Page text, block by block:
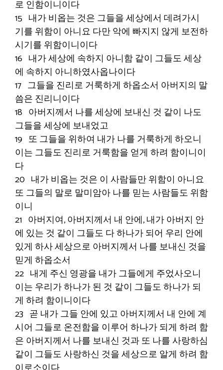
로 인함이니이다
15 내가 비옵는 것은 그들을 세상에서 데려가시
기를 위함이 아니요 다만 악에 빠지지 않게 보전하
시기를 위함이니이다
16 내가 세상에 속하지 아니함 같이 그들도 세상
에 속하지 아니하였사옵나이다
17 그들을 진리로 거룩하게 하옵소서 아버지의 말
씀은 진리니이다
18 아버지께서 나를 세상에 보내신 것 같이 나도
그들을 세상에 보내었고
19 또 그들을 위하여 내가 나를 거룩하게 하오니
이는 그들도 진리로 거룩함을 얻게 하려 함이니이
다
20 내가 비옵는 것은 이 사람들만 위함이 아니요
또 그들의 말로 말미암아 나를 믿는 사람들도 위함
이니
21 아버지여, 아버지께서 내 안에, 내가 아버지 안
에 있는 것 같이 그들도 다 하나가 되어 우리 안에
있게 하사 세상으로 아버지께서 나를 보내신 것을
믿게 하옵소서
22 내게 주신 영광을 내가 그들에게 주었사오니
이는 우리가 하나가 된 것 같이 그들도 하나가 되
게 하려 함이니이다
23 곧 내가 그들 안에 있고 아버지께서 내 안에 계
시어 그들로 온전함을 이루어 하나가 되게 하려 함
은 아버지께서 나를 보내신 것과 또 나를 사랑하심
같이 그들도 사랑하신 것을 세상으로 알게 하려 함